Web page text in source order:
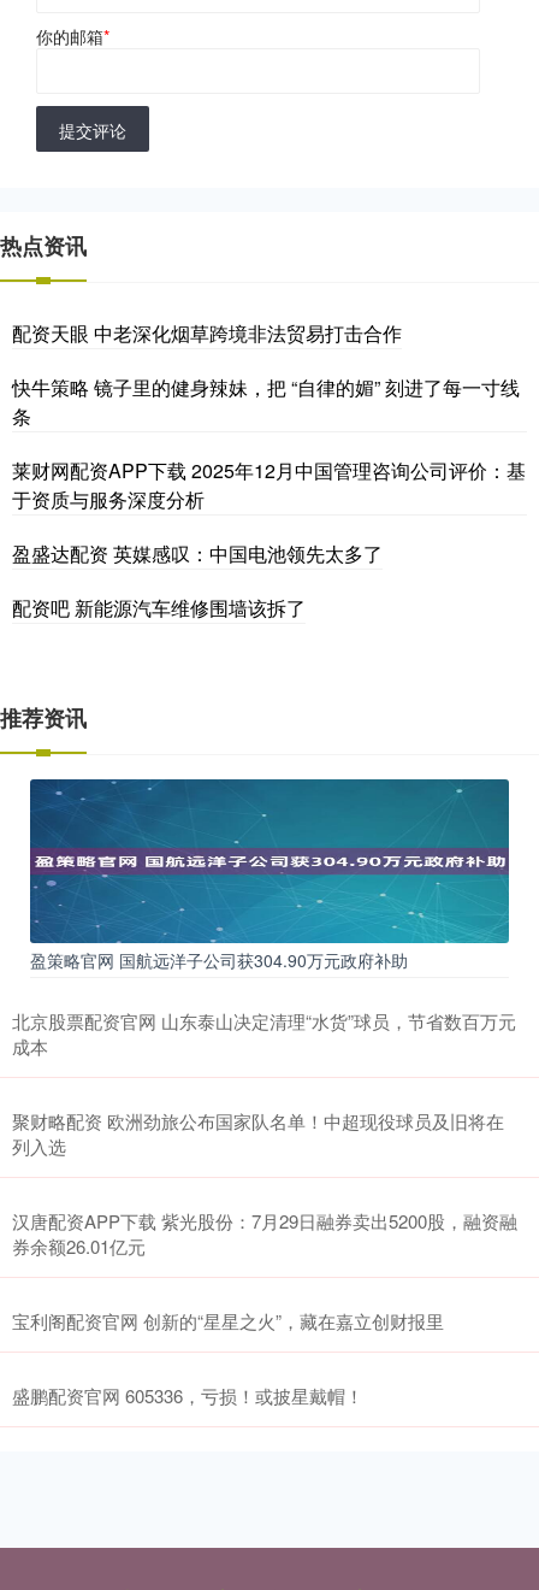
你的邮箱*
提交评论
热点资讯
配资天眼 中老深化烟草跨境非法贸易打击合作
快牛策略 镜子里的健身辣妹，把 “自律的媚” 刻进了每一寸线
条
莱财网配资APP下载 2025年12月中国管理咨询公司评价：基
于资质与服务深度分析
盈盛达配资 英媒感叹：中国电池领先太多了
配资吧 新能源汽车维修围墙该拆了
推荐资讯
盈策略官网 国航远洋子公司获304.90万元政府补助
北京股票配资官网 山东泰山决定清理“水货”球员，节省数百万元
成本
聚财略配资 欧洲劲旅公布国家队名单！中超现役球员及旧将在
列入选
汉唐配资APP下载 紫光股份：7月29日融券卖出5200股，融资融
券余额26.01亿元
宝利阁配资官网 创新的“星星之火”，藏在嘉立创财报里
盛鹏配资官网 605336，亏损！或披星戴帽！